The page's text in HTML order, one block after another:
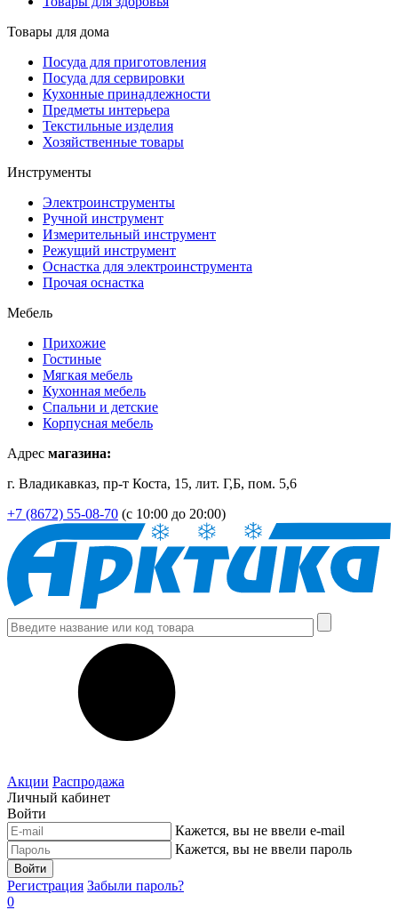
Товары для дома
Посуда для приготовления
Посуда для сервировки
Кухонные принадлежности
Предметы интерьера
Текстильные изделия
Хозяйственные товары
Инструменты
Электроинструменты
Ручной инструмент
Измерительный инструмент
Режущий инструмент
Оснастка для электроинструмента
Прочая оснастка
Мебель
Прихожие
Гостиные
Мягкая мебель
Кухонная мебель
Спальни и детские
Корпусная мебель
Адрес магазина:
г. Владикавказ, пр-т Коста, 15, лит. Г,Б, пом. 5,6
+7 (8672) 55-08-70 (с 10:00 до 20:00)
Акции Распродажа
Личный кабинет
Войти
Кажется, вы не ввели e-mail
Кажется, вы не ввели пароль
Войти
Регистрация Забыли пароль?
0